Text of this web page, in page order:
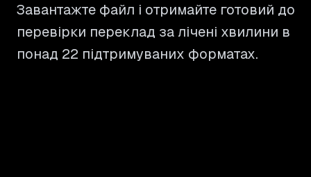
Завантажте файл і отримайте готовий до
перевірки переклад за лічені хвилини в
понад 22 підтримуваних форматах.